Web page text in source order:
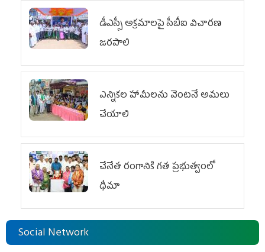
డీఎస్సీ అక్రమాలపై సీబీఐ విచారణ
జరపాలి
ఎన్నికల హామీలను వెంటనే అమలు
చేయాలి
చేనేత రంగానికి గత ప్రభుత్వంలో
ధీమా
Social Network